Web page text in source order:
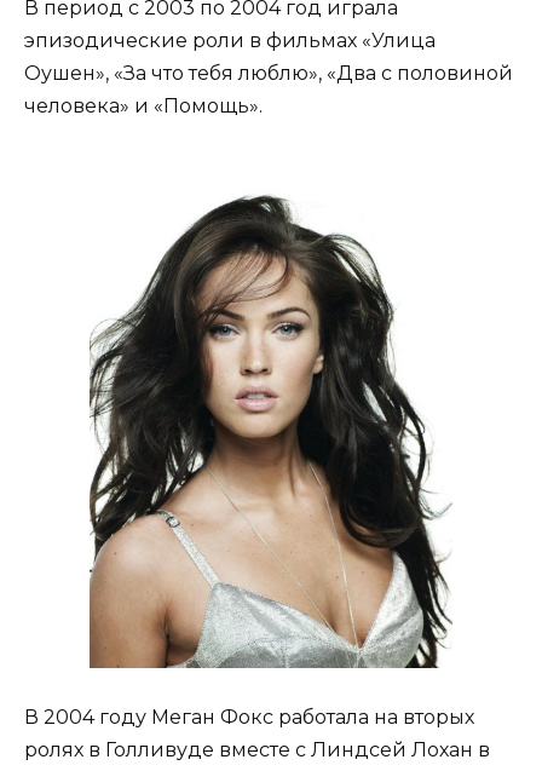
В период с 2003 по 2004 год играла
эпизодические роли в фильмах «Улица
Оушен», «За что тебя люблю», «Два с половиной
человека» и «Помощь».
В 2004 году Меган Фокс работала на вторых
ролях в Голливуде вместе с Линдсей Лохан в